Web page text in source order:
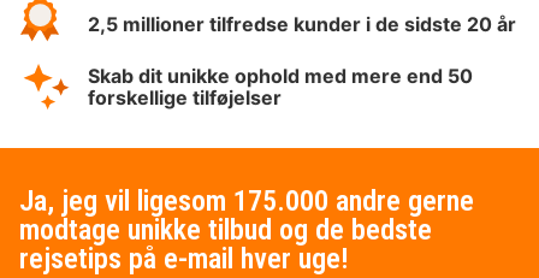
2,5 millioner tilfredse kunder i de sidste 20 år
Skab dit unikke ophold med mere end 50
forskellige tilføjelser
Ja, jeg vil ligesom 175.000 andre gerne
modtage unikke tilbud og de bedste
rejsetips på e-mail hver uge!